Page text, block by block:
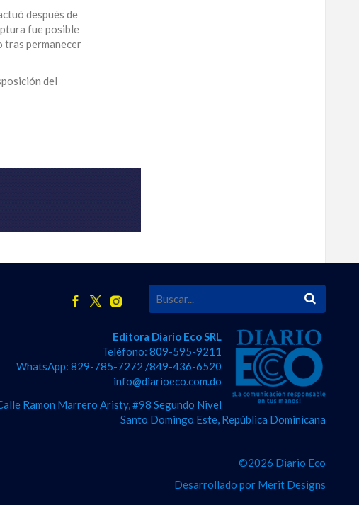
después de
fue posible
tras permanecer
del
Editora Diario Eco SRL
Teléfono: 809-595-9211
WhatsApp: 829-785-7272 /849-436-6520
info@diarioeco.com.do
Ramon Marrero Aristy, #98 Segundo Nivel
Santo Domingo Este, República Dominicana
©2026 Diario Eco
Desarrollado por Merit Designs